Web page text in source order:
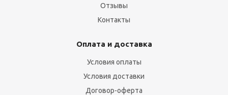
Отзывы
Контакты
Оплата и доставка
Условия оплаты
Условия доставки
Договор-оферта